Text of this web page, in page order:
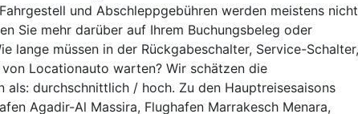
und Abschleppgebühren werden meistens nicht
Sie mehr darüber auf Ihrem Buchungsbeleg oder
lange müssen in der Rückgabeschalter, Service-Schalter,
Locationauto warten? Wir schätzen die
als: durchschnittlich / hoch. Zu den Hauptreisesaisons
Agadir-Al Massira, Flughafen Marrakesch Menara,